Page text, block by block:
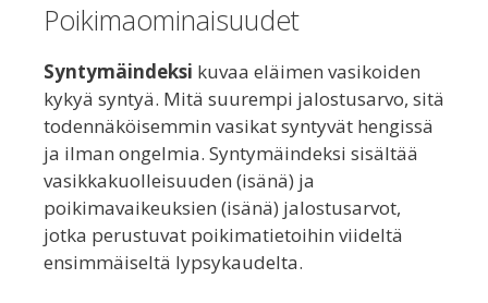
Poikimaominaisuudet
Syntymäindeksi kuvaa eläimen vasikoiden
kykyä syntyä. Mitä suurempi jalostusarvo, sitä
todennäköisemmin vasikat syntyvät hengissä
ja ilman ongelmia. Syntymäindeksi sisältää
vasikkakuolleisuuden (isänä) ja
poikimavaikeuksien (isänä) jalostusarvot,
jotka perustuvat poikimatietoihin viideltä
ensimmäiseltä lypsykaudelta.